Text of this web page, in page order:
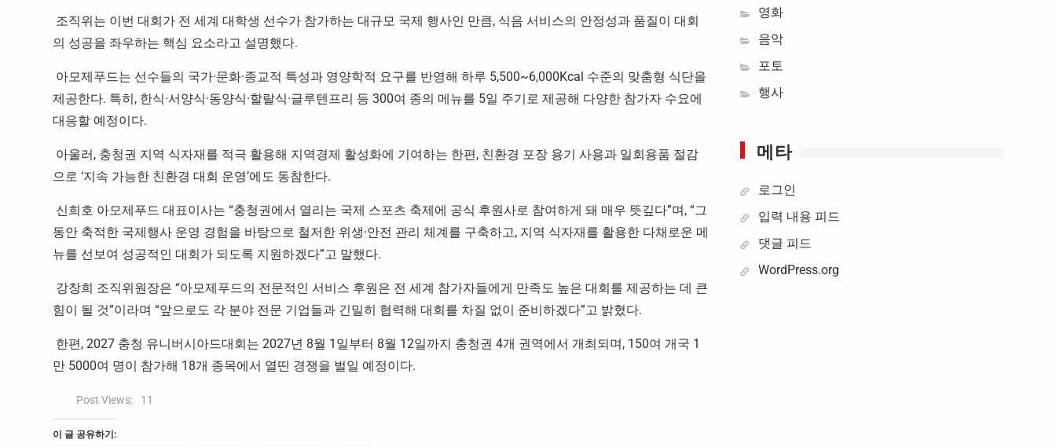
조직위는 이번 대회가 전 세계 대학생 선수가 참가하는 대규모 국제 행사인 만큼, 식음 서비스의 안정성과 품질이 대회
의 성공을 좌우하는 핵심 요소라고 설명했다.
아모제푸드는 선수들의 국가·문화·종교적 특성과 영양학적 요구를 반영해 하루 5,500~6,000Kcal 수준의 맞춤형 식단을
제공한다. 특히, 한식·서양식·동양식·할랄식·글루텐프리 등 300여 종의 메뉴를 5일 주기로 제공해 다양한 참가자 수요에
대응할 예정이다.
아울러, 충청권 지역 식자재를 적극 활용해 지역경제 활성화에 기여하는 한편, 친환경 포장 용기 사용과 일회용품 절감
으로 ‘지속 가능한 친환경 대회 운영’에도 동참한다.
신희호 아모제푸드 대표이사는 “충청권에서 열리는 국제 스포츠 축제에 공식 후원사로 참여하게 돼 매우 뜻깊다”며, “그
동안 축적한 국제행사 운영 경험을 바탕으로 철저한 위생·안전 관리 체계를 구축하고, 지역 식자재를 활용한 다채로운 메
뉴를 선보여 성공적인 대회가 되도록 지원하겠다”고 말했다.
강창희 조직위원장은 “아모제푸드의 전문적인 서비스 후원은 전 세계 참가자들에게 만족도 높은 대회를 제공하는 데 큰
힘이 될 것”이라며 “앞으로도 각 분야 전문 기업들과 긴밀히 협력해 대회를 차질 없이 준비하겠다”고 밝혔다.
한편, 2027 충청 유니버시아드대회는 2027년 8월 1 일부터 8월 12일까지 충청권 4개 권역에서 개최되며, 150여 개국 1
만 5000여 명이 참가해 18개 종목에서 열띤 경쟁을 벌일 예정이다.
Post Views: 11
이 글 공유하기:
영화
음악
포토
행사
메타
로그인
입력 내용 피드
댓글 피드
WordPress.org